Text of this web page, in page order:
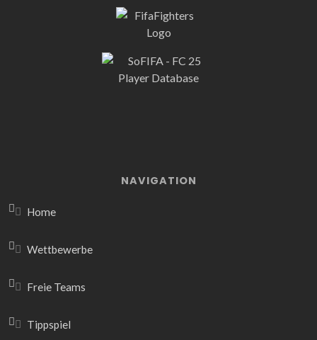
NAVIGATION
Home
Wettbewerbe
Freie Teams
Tippspiel